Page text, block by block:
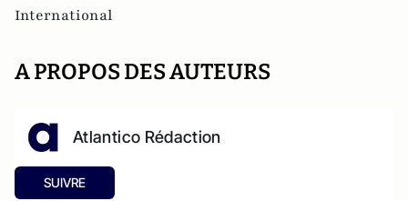
International
A PROPOS DES AUTEURS
Atlantico Rédaction
SUIVRE